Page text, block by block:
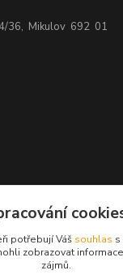
36, Mikulov 692 01
potřebují Váš souhlas s
zobrazovat
zájmů.